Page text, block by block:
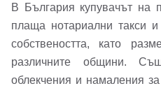
Забравена парола?
В България купувачът на
плаща нотариални такси
собствеността, като
различните общини.
облекчения и намаления